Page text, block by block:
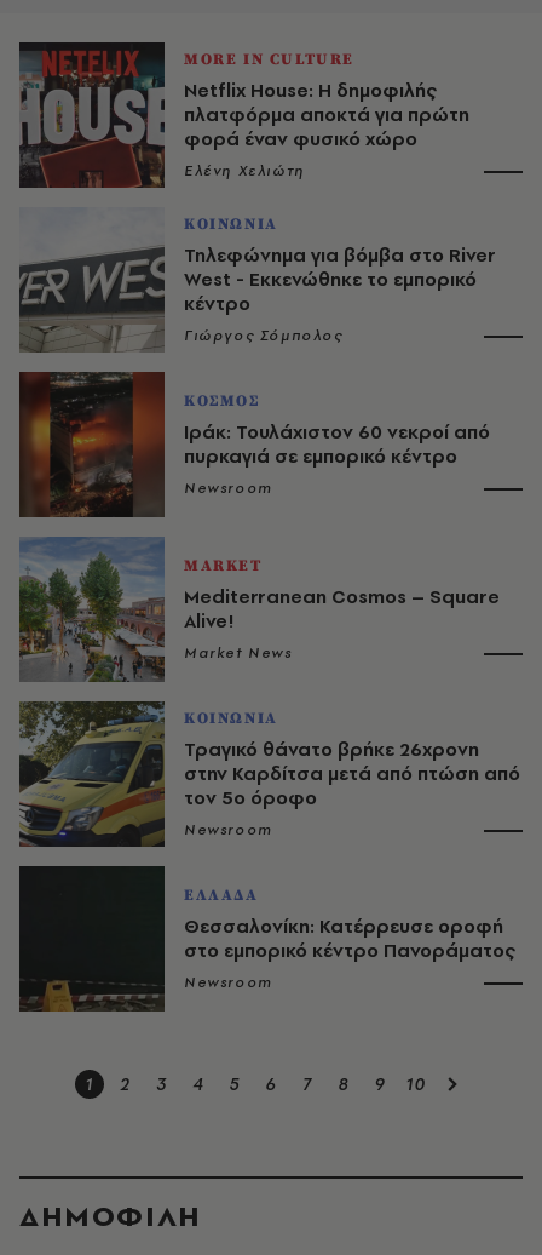
MORE IN CULTURE
Νetflix House: Η δημοφιλής
πλατφόρμα αποκτά για πρώτη
φορά έναν φυσικό χώρο
Ελένη Χελιώτη
ΚΟΙΝΩΝΙΑ
Τηλεφώνημα για βόμβα στο River
West - Εκκενώθηκε το εμπορικό
κέντρο
Γιώργος Σόμπολος
ΚΟΣΜΟΣ
Ιράκ: Τουλάχιστον 60 νεκροί από
πυρκαγιά σε εμπορικό κέντρο
Newsroom
MARKET
Mediterranean Cosmos – Square
Alive!
Market News
ΚΟΙΝΩΝΙΑ
Τραγικό θάνατο βρήκε 26χρονη
στην Καρδίτσα μετά από πτώση από
τον 5ο όροφο
Newsroom
ΕΛΛΑΔΑ
Θεσσαλονίκη: Κατέρρευσε οροφή
στο εμπορικό κέντρο Πανοράματος
Newsroom
1 2 3 4 5 6 7 8 9 10
ΔΗΜΟΦΙΛΗ